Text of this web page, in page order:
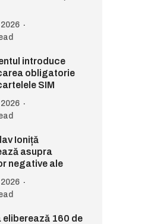
introduce
obligatorie
SIM
Ioniță
asupra
negative ale
eliberează 160 de